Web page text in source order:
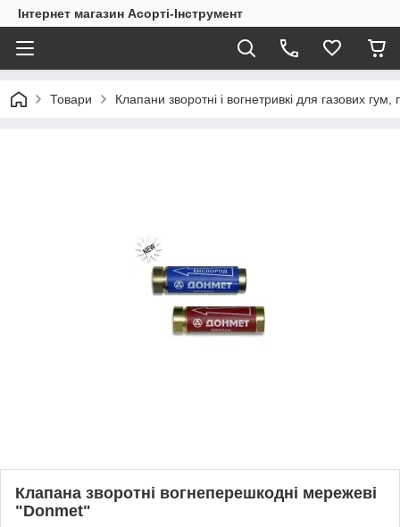
Інтернет магазин Асорті-Інструмент
Товари Клапани зворотні і вогнетривкі для газових
Клапана зворотні вогнеперешкодні мережеві
"Donmet"